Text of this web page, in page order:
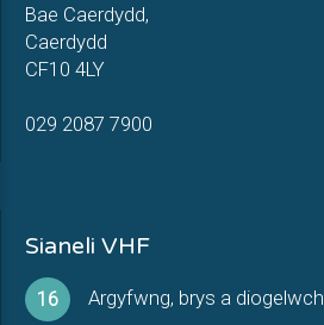
Bae Caerdydd,
Caerdydd
CF10 4LY
029 2087 7900
Sianeli VHF
16 Argyfwng, brys a diogelwch